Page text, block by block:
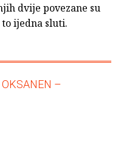
dvije povezane su
ijedna sluti.
–